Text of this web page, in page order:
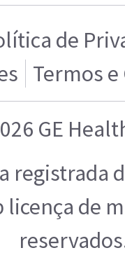
de
Termos
GE
registrada
licença de